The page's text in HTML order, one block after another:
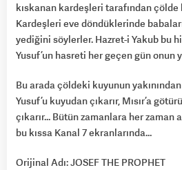
kıskanan kardeşleri tarafından çölde
Kardeşleri eve döndüklerinde
yediğini söylerler. Hazret-i Yakub bu
Yusuf’un hasreti her geçen gün onun
Bu arada çöldeki kuyunun
Yusuf’u kuyudan çıkarır, Mısır’a
çıkarır… Bütün zamanlara her
bu kıssa Kanal 7 ekranlarında…
Orijinal Adı: JOSEF THE PROPHET